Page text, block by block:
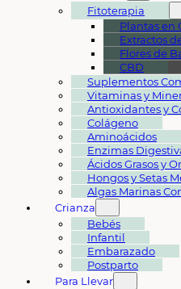
Fitoterapia
Plantas en
Extractos
Flores de
CBD
Suplementos
Vitaminas y
Antioxidantes y
Colágeno
Aminoácidos
Enzimas
Ácidos Grasos y
Hongos y Setas
Algas Marinas
Crianza
Bebés
Infantil
Embarazado
Postparto
Para Llevar